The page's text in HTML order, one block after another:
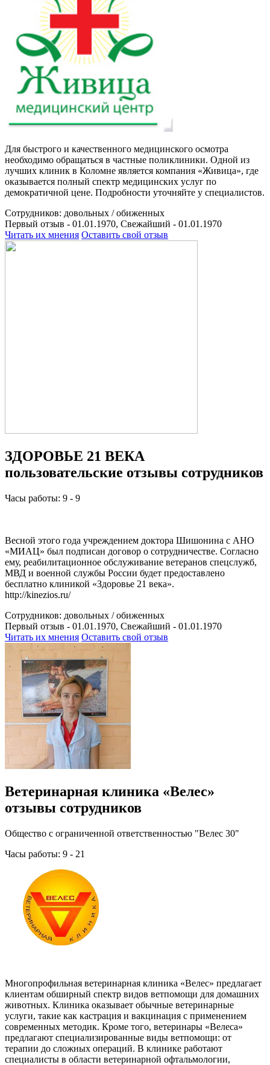
Для быстрого и качественного медицинского осмотра
необходимо обращаться в частные поликлиники. Одной из
лучших клиник в Коломне является компания «Живица», где
оказывается полный спектр медицинских услуг по
демократичной цене. Подробности уточняйте у специалистов.
Сотрудников: довольных /обиженных
Первый отзыв - 01.01.1970, Свежайший - 01.01.1970
Читать их мнения Оставить свой отзыв
ЗДОРОВЬЕ 21 ВЕКА
пользовательские отзывы сотрудников
Часы работы: 9 - 9
Весной этого года учреждением доктора Шишонина с АНО
«МИАЦ» был подписан договор о сотрудничестве. Согласно
ему, реабилитационное обслуживание ветеранов спецслужб,
МВД и военной службы России будет предоставлено
бесплатно клиникой «Здоровье 21 века».
http://kinezios.ru/
Сотрудников: довольных /обиженных
Первый отзыв - 01.01.1970, Свежайший - 01.01.1970
Читать их мнения Оставить свой отзыв
Ветеринарная клиника «Велес»
отзывы сотрудников
Общество с ограниченной ответственностью "Велес 30"
Часы работы: 9 - 21
Многопрофильная ветеринарная клиника «Велес» предлагает
клиентам обширный спектр видов ветпомощи для домашних
животных. Клиника оказывает обычные ветеринарные
услуги, такие как кастрация и вакцинация с применением
современных методик. Кроме того, ветеринары «Велеса»
предлагают специализированные виды ветпомощи: от
терапии до сложных операций. В клинике работают
специалисты в области ветеринарной офтальмологии,